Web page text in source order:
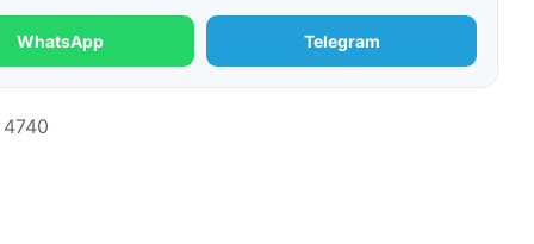
WhatsApp Telegram
4740